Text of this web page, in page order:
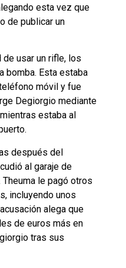
esta vez que
de publicar un
usar un rifle, los
bomba. Esta estaba
móvil y fue
Degiorgio mediante
estaba al
después del
al garaje de
Theuma le pagó otros
incluyendo unos
alega que
de euros más en
tras sus